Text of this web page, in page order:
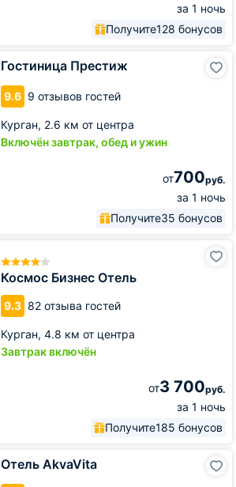
за 1 ночь
Получите128 бонусов
Гостиница Престиж
9.6 9 отзывов гостей
Курган, 2.6 км от центра
Включён завтрак, обед и ужин
от700руб.
за 1 ночь
Получите35 бонусов
Космос Бизнес Отель
9.3 82 отзыва гостей
Курган, 4.8 км от центра
Завтрак включён
от3 700руб.
за 1 ночь
Получите185 бонусов
Отель AkvaVita